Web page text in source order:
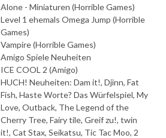
Alone - Miniaturen (Horrible Games)
Level 1 ehemals Omega Jump (Horrible
Games)
Vampire (Horrible Games)
Amigo Spiele Neuheiten
ICE COOL 2 (Amigo)
HUCH! Neuheiten: Dam it!, Djinn, Fat
Fish, Haste Worte? Das Würfelspiel, My
Love, Outback, The Legend of the
Cherry Tree, Fairy tile, Greif zu!, twin
it!, Cat Stax, Seikatsu, Tic Tac Moo, 2